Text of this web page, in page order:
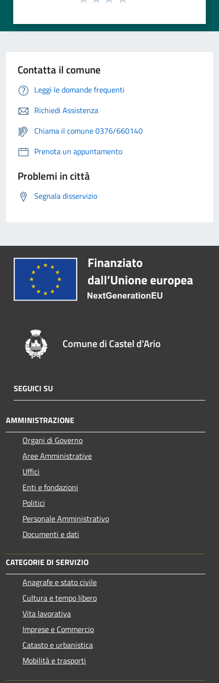
Contatta il comune
Leggi le domande frequenti
Richiedi Assistenza
Chiama il comune 0376/660140
Prenota un appuntamento
Problemi in città
Segnala disservizio
Comune di Castel d'Ario
SEGUICI SU
AMMINISTRAZIONE
Organi di Governo
Aree Amministrative
Uffici
Enti e fondazioni
Politici
Personale Amministrativo
Documenti e dati
CATEGORIE DI SERVIZIO
Anagrafe e stato civile
Cultura e tempo libero
Vita lavorativa
Imprese e Commercio
Catasto e urbanistica
Mobilità e trasporti